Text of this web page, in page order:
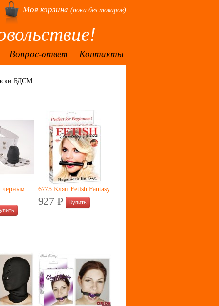
Моя корзина (пока без товаров)
Вопрос-ответ Контакты
БДСМ
черным 6775 Кляп Fetish Fantasy
927 P
УБ.